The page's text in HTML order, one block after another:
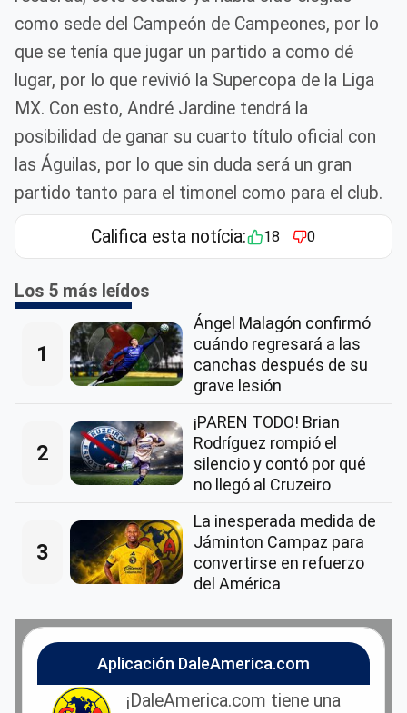
como sede del Campeón de Campeones, por lo
que se tenía que jugar un partido a como dé
lugar, por lo que revivió la Supercopa de la Liga
MX. Con esto, André Jardine tendrá la
posibilidad de ganar su cuarto título oficial con
las Águilas, por lo que sin duda será un gran
partido tanto para el timonel como para el club.
Califica esta notícia: 18 0
Los 5 más leídos
1
Ángel Malagón confirmó
cuándo regresará a las
canchas después de su
grave lesión
2
¡PAREN TODO! Brian
Rodríguez rompió el
silencio y contó por qué
no llegó al Cruzeiro
3
La inesperada medida de
Jáminton Campaz para
convertirse en refuerzo
del América
Aplicación DaleAmerica.com
¡DaleAmerica.com tiene una